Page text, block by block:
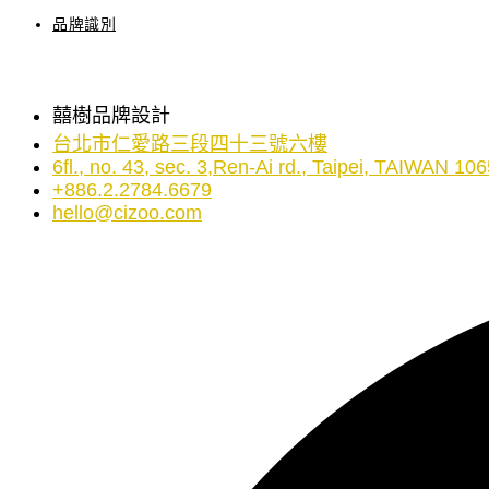
品牌識別
囍樹品牌設計
台北市仁愛路三段四十三號六樓
6fl., no. 43, sec. 3,Ren-Ai rd., Taipei, TAIWAN
+886.2.2784.6679
hello@cizoo.com